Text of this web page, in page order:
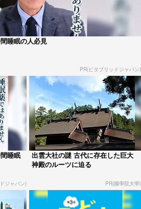
睡眠の人必見
PR(ビタブリッドジャパン)
睡眠
ジャパン)
出雲大社の謎 古代に存在した巨大
神殿のルーツに迫る
PR(國學院大學)